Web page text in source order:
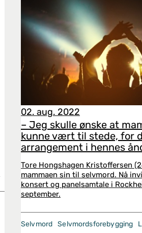
02. aug. 2022
– Jeg skulle ønske at
kunne vært til stede, for
arrangement i hennes
Tore Hongshagen Kristoffersen
mammaen sin til selvmord. Nå
konsert og panelsamtale i
september.
Selvmord Selvmordsforebygging